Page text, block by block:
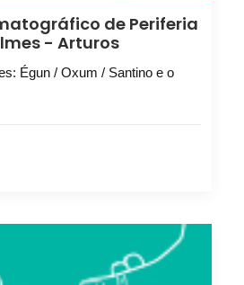
de Periferia
- Arturos
Égun / Oxum / Santino e o